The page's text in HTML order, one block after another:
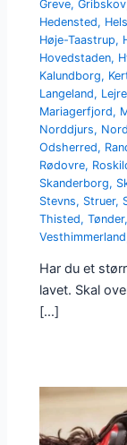
Greve,Gribskov
Hedensted,
Høje-Taastrup,
Hovedstaden,
Kalundborg,
Langeland, Lejre
Mariagerfjord,
Norddjurs,
Odsherred,
Rødovre,
Skanderborg,
Stevns, Struer,
Thisted,Tønder
Vesthimmerland
Har du et
lavet. Skal
[…]